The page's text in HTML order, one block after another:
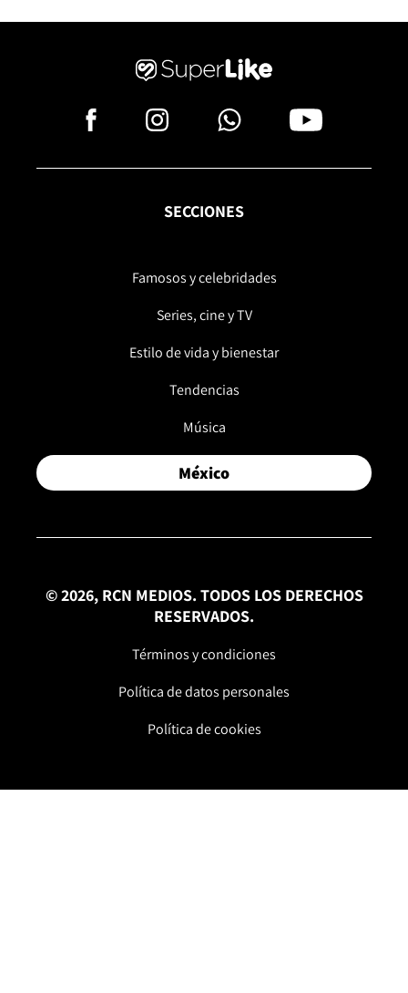
SECCIONES
Famosos y celebridades
Series, cine y TV
Estilo de vida y bienestar
Tendencias
Música
México
© 2026, RCN MEDIOS. TODOS LOS DERECHOS
RESERVADOS.
Términos y condiciones
Política de datos personales
Política de cookies